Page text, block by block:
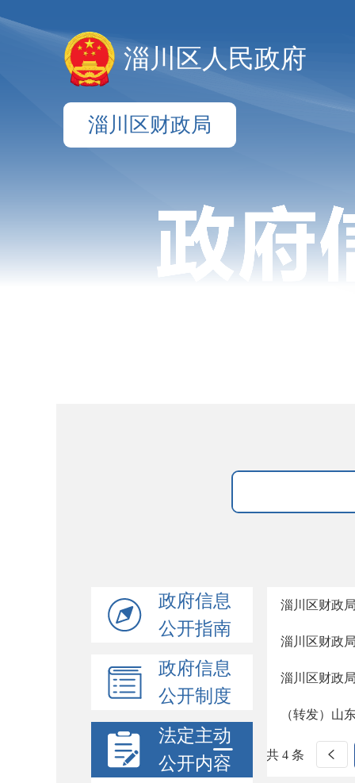
淄川区人民政府
淄川区财政局
政府信息
公开指南
政府信息
公开制度
法定主动
公开内容
淄川区财政
淄川区财政
淄川区财政
（转发）山
共 4 条